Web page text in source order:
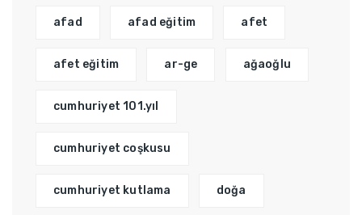
afad afad eğitim afet
afet eğitim ar-ge ağaoğlu
cumhuriyet 101.yıl
cumhuriyet coşkusu
cumhuriyet kutlama doğa